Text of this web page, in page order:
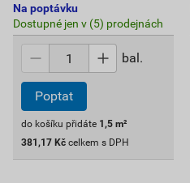
Na poptávku
Dostupné jen v (5) prodejnách
bal.
Poptat
do košíku přidáte 1,5 m²
381,17 Kč celkem s DPH